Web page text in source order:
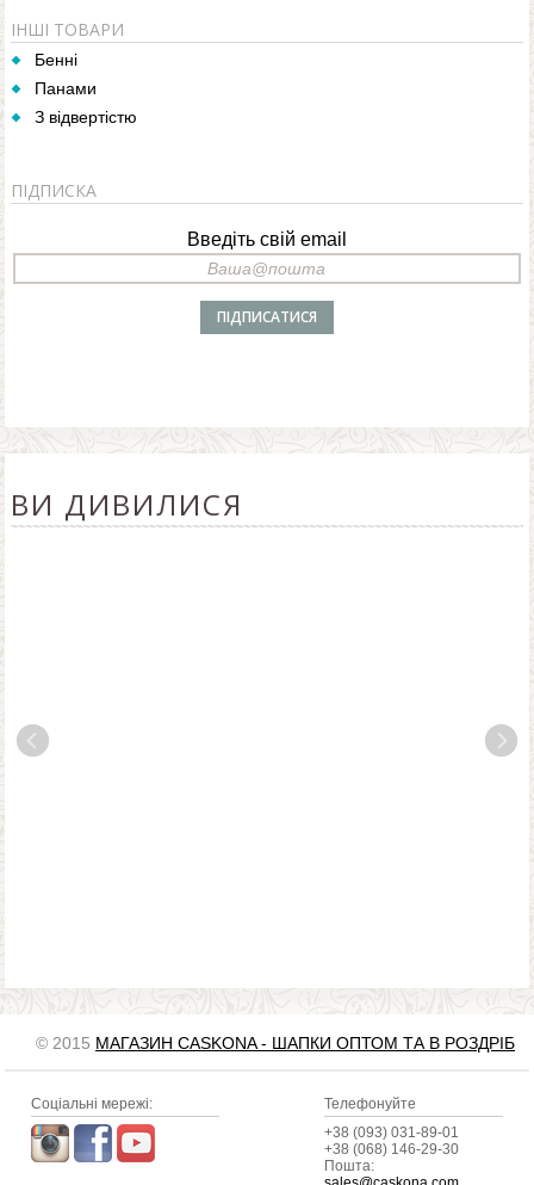
ІНШІ ТОВАРИ
Бенні
Панами
З відвертістю
ПІДПИСКА
Введіть свій email
ВИ ДИВИЛИСЯ
© 2015 МАГАЗИН CASKONA - ШАПКИ ОПТОМ ТА В РОЗДРІБ
Соціальні мережі:
Телефонуйте
+38 (093) 031-89-01
+38 (068) 146-29-30
Пошта: